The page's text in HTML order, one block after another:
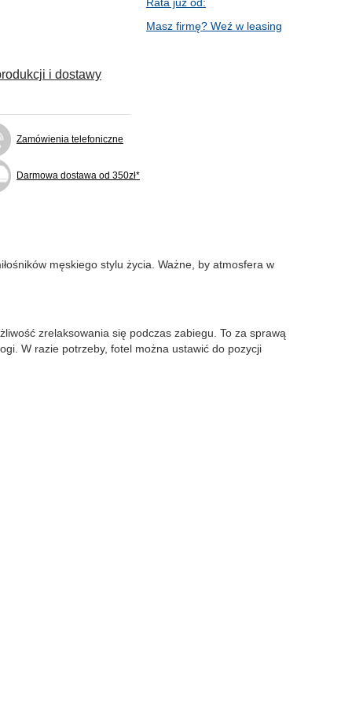
i dostawy
Zamówienia telefoniczne
Darmowa dostawa od 350zł*
Masz firmę? Weź w leasing
męskiego stylu życia. Ważne, by atmosfera w
zrelaksowania się podczas zabiegu. To za sprawą
W razie potrzeby, fotel można ustawić do pozycji